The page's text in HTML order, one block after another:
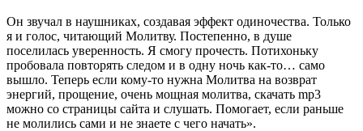
Он звучал в наушниках, создавая эффект одиночества. Только
я и голос, читающий Молитву. Постепенно, в душе
поселилась уверенность. Я смогу прочесть. Потихоньку
пробовала повторять следом и в одну ночь как-то… само
вышло. Теперь если кому-то нужна Молитва на возврат
энергий, прощение, очень мощная молитва, скачать mp3
можно со страницы сайта и слушать. Помогает, если раньше
не молились сами и не знаете с чего начать».